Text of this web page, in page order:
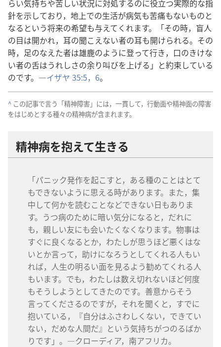
らい​気持ち​や​苦しい​状況​に​対処​する​の​に​役立つ​実際​的​な​指
針​を​示し​て​おり，地上​で​の​生活​が​病気​も​苦痛​も​ない​もの​と​
なる​と​いう​将来​の​希望​も​与え​て​くれ​ます。「その​時，盲人​
の​目​は​開か​れ，耳​の​聞こえ​ない​者​の​耳​も​開け​られる。その​
時，足​の​なえ​た​者​は​雄鹿​の​よう​に​登っ​て​行き，口​の​きけ​な
い​者​の​舌​は​うれしさ​の​余り​叫び​を​上げる」と​約束​し​て​いる​
の​です。―イザヤ 35:5，6。
^ この​記事​で​言う「精神​障害」に​は，一貫​し​て，行動​面​や​精神​面​の​障害​
を​はじめ​と​する​種々​の​精神​病​が​含ま​れ​ます。
精神​病​を​抱え​て​生きる
「パニック​発作​を​起こす​と，ある​種​の​こと​は​とて
も​でき​ない​よう​に​思える​時​が​あり​ます。また，集
中​し​て​何​か​を​読む​こと​など​でき​ない​日​も​あり​ま
す。うつ病​の​ため​に​暗い​気分​に​なる​と，だれ​に​
も，親しい​友​に​も​会い​たく​なく​なり​ます。物事​は​
すぐ​に​良く​なる​と​か，わたし​が​思う​ほど​悪く​は​な
い​と​か​言っ​て，助け​に​なろ​う​と​し​て​くれる​人​も​い
れ​ば，人生​の​明るい​面​を​見る​よう​勧め​て​くれる​人​
も​い​ます。でも，わたし​は​数え切れない​ほど​何​度​
も​そう​し​よう​と​し​て​き​た​の​です。善意​から​そう​
言っ​て​くださる​の​です​が，それ​を​聞く​と，すでに​
抱い​て​いる，『自分​は​ふさわしく​ない，でき​て​い​
ない，だめ​な​人間​だ』と​いう​気持ち​が​つのる​ばか
り​です」。―クローディア，南​アフリカ。